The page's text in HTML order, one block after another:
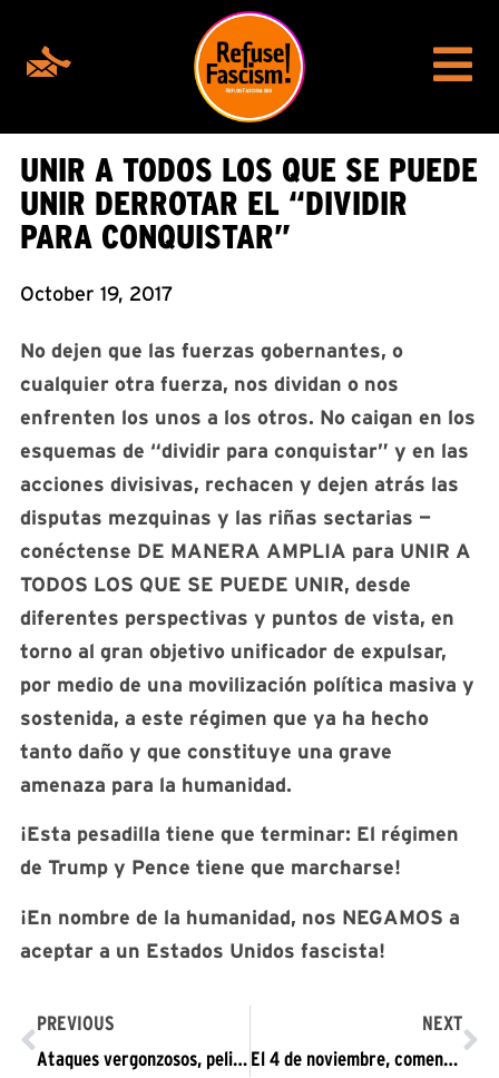
UNIR A TODOS LOS QUE SE PUEDE
UNIR DERROTAR EL “DIVIDIR
PARA CONQUISTAR”
October 19, 2017
No dejen que las fuerzas gobernantes, o
cualquier otra fuerza, nos dividan o nos
enfrenten los unos a los otros. No caigan en los
esquemas de “dividir para conquistar” y en las
acciones divisivas, rechacen y dejen atrás las
disputas mezquinas y las riñas sectarias —
conéctense DE MANERA AMPLIA para UNIR A
TODOS LOS QUE SE PUEDE UNIR, desde
diferentes perspectivas y puntos de vista, en
torno al gran objetivo unificador de expulsar,
por medio de una movilización política masiva y
sostenida, a este régimen que ya ha hecho
tanto daño y que constituye una grave
amenaza para la humanidad.
¡Esta pesadilla tiene que terminar: El régimen
de Trump y Pence tiene que marcharse!
¡En nombre de la humanidad, nos NEGAMOS a
aceptar a un Estados Unidos fascista!
PREVIOUS
Ataques vergonzosos, peligrosos y malos al Antifa
NEXT
El 4 de noviembre, comenzamos: ¡Esta pesadilla tiene que terminar: El régimen de Trump y Pence tiene que MARCHARSE